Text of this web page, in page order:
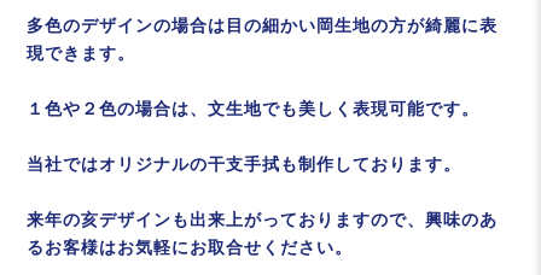
多色のデザインの場合は目の細かい岡生地の方が綺麗に表
現できます。
１色や２色の場合は、文生地でも美しく表現可能です。
当社ではオリジナルの干支手拭も制作しております。
来年の亥デザインも出来上がっておりますので、興味のあ
るお客様はお気軽にお取合せください。